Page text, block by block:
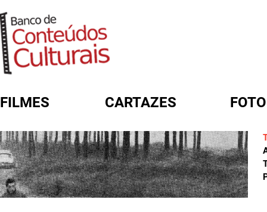
FILMES CARTAZES
FORMULÁRIO DE BUSCA